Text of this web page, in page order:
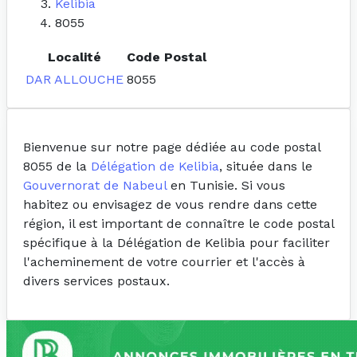
Kelibia
8055
Localité
Code Postal
DAR ALLOUCHE 8055
Bienvenue sur notre page dédiée au code postal
8055 de la Délégation de Kelibia, située dans le
Gouvernorat de Nabeulen Tunisie. Si vous
habitez ou envisagez de vous rendre dans cette
région, il est important de connaître le code postal
spécifique à la Délégation de Kelibia pour faciliter
l'acheminement de votre courrier et l'accès à
divers services postaux.